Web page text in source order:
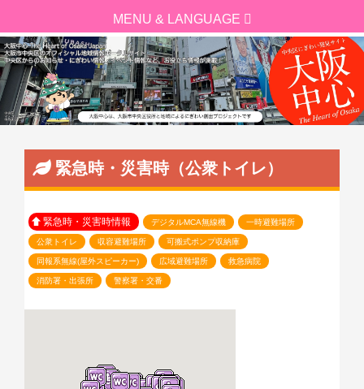
緊急時・災害時（公衆トイレ）
緊急時・災害時情報 デジタルMCA無線機 一時避難場所
公衆トイレ 収容避難場所 可搬式ポンプ収納庫
同報系無線(屋外スピーカー) 広域避難場所 救急病院
消防署・出張所 警察署・交番